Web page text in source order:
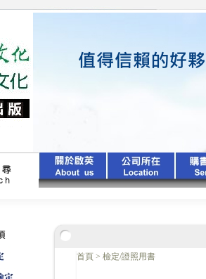
首頁 > 檢定/證照用書